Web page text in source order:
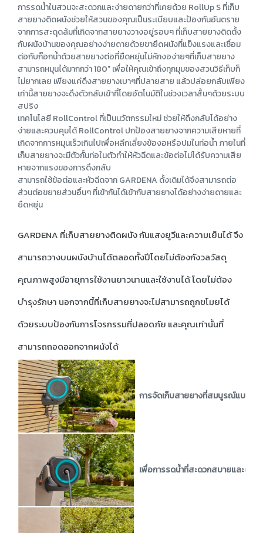
การรดน้ำในสวนจะสะดวกและง่ายดายกว่าที่เคยด้วย RollUp S ที่เก็บ
สายยางติดผนังช่วยให้สวนของคุณเป็นระเบียบและป้องกันอันตราย
จากการสะดุดล้มที่เกิดจากสายยางวางอยู่รอบๆ ที่เก็บสายยางติดตั้ง
กับผนังบ้านของคุณอย่างง่ายดายด้วยขายึดผนังที่แข็งแรงและเชื่อม
ต่อกับก๊อกน้ำด้วยสายยางต่อที่ยืดหยุ่นไม่หักงอง่ายๆที่เก็บสายยาง
สามารถหมุนได้มากกว่า 180° เพื่อให้คุณเข้าถึงทุกมุมของสวนวิธีเก็บก็
ไม่ยากเลย เพียงแค่ดึงสายยางเบาๆที่ปลายสาย แล้วปล่อยกลับเพียง
เท่านี้สายยางจะดึงตัวกลับเข้าที่โดยอัตโนมัติในช่วงเวลาสั้นๆด้วยระบบ
สปริง
เทคโนโลยี RollControl ที่เป็นนวัตกรรมใหม่ ช่วยให้ดึงกลับได้อย่าง
ง่ายและควบคุมได้ RollControl ปกป้องสายยางจากความเสียหายที่
เกิดจากการหมุนเร็วเกินไปเพื่อหลีกเลี่ยงข้องอหรือปมในท่อน้ำ ภายในที่
เก็บสายยางจะมีตัวกั้นท่อในตัวทำให้หัวฉีดและข้อต่อไม่ได้รับความเสีย
หายจากแรงของการดึงกลับ
สามารถใช้ข้อต่อและหัวฉีดจาก GARDENA ดั้งเดิมได้จึงสามารถต่อ
ส่วนต่อขยายส่วนอื่นๆ ที่เข้ากันได้เข้ากับสายยางได้อย่างง่ายดายและ
ยืดหยุ่น
GARDENA ที่เก็บสายยางติดผนัง กันแสงยูวีและความเย็นได้ จึง
สามารถวางบนผนังบ้านได้ตลอดทั้งปีโดยไม่ต้องกังวลวัสดุ
คุณภาพสูงมีอายุการใช้งานยาวนานและใช้งานได้ โดยไม่ต้อง
บำรุงรักษา นอกจากนี้ที่เก็บสายยางจะไม่สามารถถูกขโมยได้
ด้วยระบบป้องกันการโจรกรรมที่ปลอดภัย และคุณเท่านั้นที่
สามารถถอดออกจากผนังได้
การจัดเก็บสายยางที่สมบูรณ์แบบ
เพื่อการรดน้ำที่สะดวกสบายและยืดห